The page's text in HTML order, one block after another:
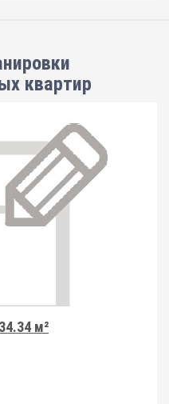
квартир
м²